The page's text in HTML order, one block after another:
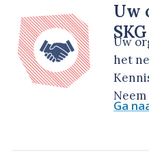
Uw
SKG
Uw
het
Ga